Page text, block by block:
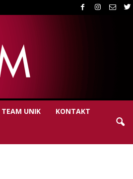
TEAM UNIK KONTAKT